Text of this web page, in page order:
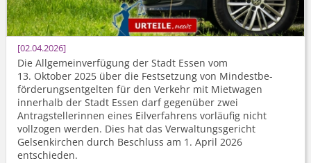
02.04.2026
Die Allgemeinverfügung der Stadt Essen vom
13. Oktober 2025 über die Festsetzung von Mindestbe­
förderungs­entgelten für den Verkehr mit Mietwagen
innerhalb der Stadt Essen darf gegenüber zwei
Antragstellerinnen eines Eilverfahrens vorläufig nicht
vollzogen werden. Dies hat das Verwaltungsgericht
Gelsenkirchen durch Beschluss am 1. April 2026
entschieden.